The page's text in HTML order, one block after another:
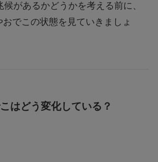
があるかどうかを考える前に、
おでこの状態を見ていきましょ
はどう変化している？